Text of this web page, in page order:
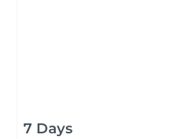
7 Days